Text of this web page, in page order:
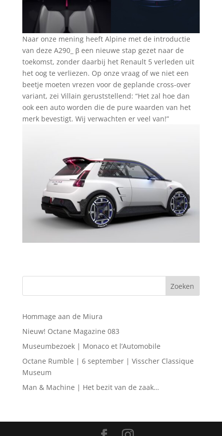
Naar onze mening heeft Alpine met de introductie
van deze A290_ β een nieuwe stap gezet naar de
toekomst, zonder daarbij het Renault 5 verleden uit
het oog te verliezen. Op onze vraag of we niet een
beetje moeten vrezen voor de geplande cross-over
variant, zei Villain geruststellend: “Het zal hoe dan
ook een auto worden die de pure waarden van het
merk bevestigt. Wij verwachten er veel van!”
Hommage aan de Miura
Nieuw! Octane Magazine 083
Museumbezoek | Monaco et l’Automobile
Octane Rumble | 6 september | Visscher Classique
Museum
Man & Machine | Het bezit van de zaak…